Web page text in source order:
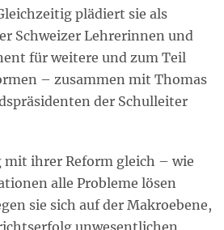
plädiert sie als
Schweizer Lehrerinnen und
für weitere und zum Teil
– zusammen mit Thomas
der Schulleiter
mit ihrer Reform gleich – wie
alle Probleme lösen
sie sich auf der Makroebene,